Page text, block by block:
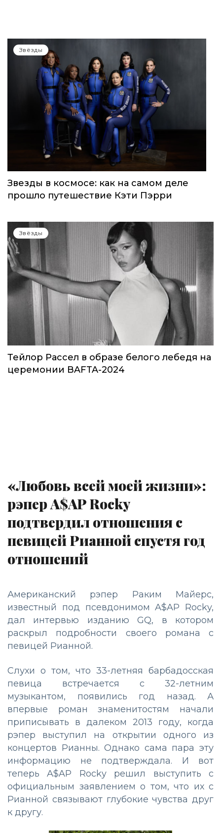
Звёзды
Звезды в космосе: как на самом деле
прошло путешествие Кэти Пэрри
Звёзды
Тейлор Рассел в образе белого лебедя на
церемонии BAFTA-2024
«Любовь всей моей жизни»:
рэпер A$AP Rocky
подтвердил отношения с
певицей Рианной спустя год
отношений
Американский рэпер Раким Майерс,
известный под псевдонимом A$AP Rocky,
дал интервью изданию GQ, в котором
раскрыл подробности своего романа с
певицей Рианной.
Слухи о том, что 33-летняя барбадосская
певица встречается с 32-летним
музыкантом, появились год назад. А
впервые роман знаменитостям начали
приписывать в далеком 2013 году, когда
рэпер выступил на открытии одного из
концертов Рианны. Однако сама пара эту
информацию не подтверждала. И вот
теперь A$AP Rocky решил выступить с
официальным заявлением о том, что их с
Рианной связывают глубокие чувства друг
к другу.